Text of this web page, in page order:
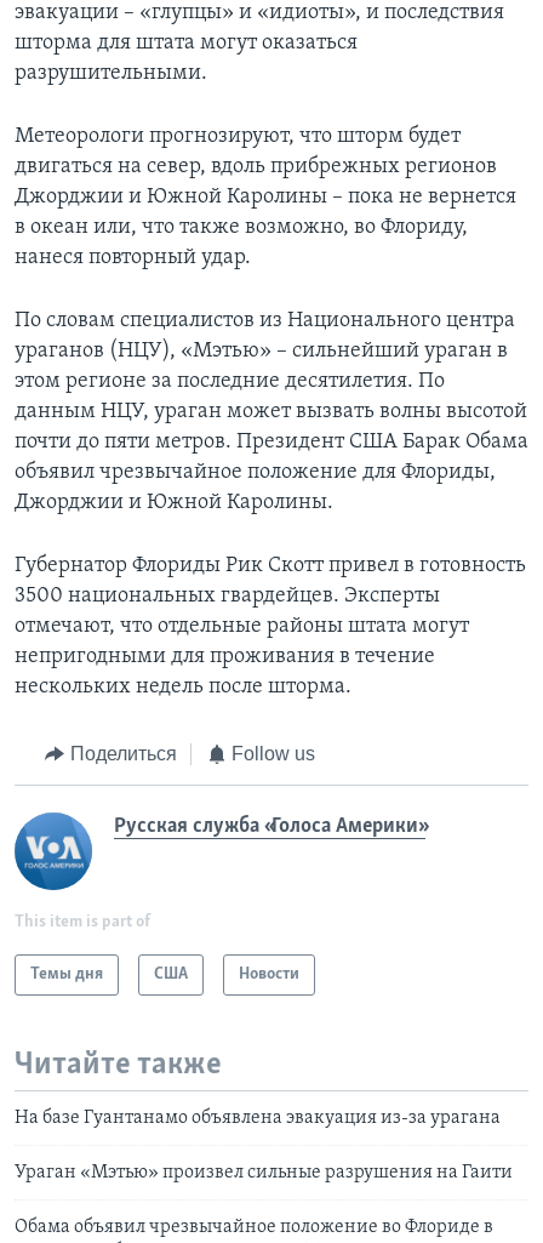
эвакуации – «глупцы» и «идиоты», и последствия
шторма для штата могут оказаться
разрушительными.
Метеорологи прогнозируют, что шторм будет
двигаться на север, вдоль прибрежных регионов
Джорджии и Южной Каролины – пока не вернется
в океан или, что также возможно, во Флориду,
нанеся повторный удар.
По словам специалистов из Национального центра
ураганов (НЦУ), «Мэтью» – сильнейший ураган в
этом регионе за последние десятилетия. По
данным НЦУ, ураган может вызвать волны высотой
почти до пяти метров. Президент США Барак Обама
объявил чрезвычайное положение для Флориды,
Джорджии и Южной Каролины.
Губернатор Флориды Рик Скотт привел в готовность
3500 национальных гвардейцев. Эксперты
отмечают, что отдельные районы штата могут
непригодными для проживания в течение
нескольких недель после шторма.
Поделиться Follow us
Русская служба «Голоса Америки»
This item is part of
Темы дня США Новости
Читайте также
На базе Гуантанамо объявлена эвакуация из-за урагана
Ураган «Мэтью» произвел сильные разрушения на Гаити
Обама объявил чрезвычайное положение во Флориде в